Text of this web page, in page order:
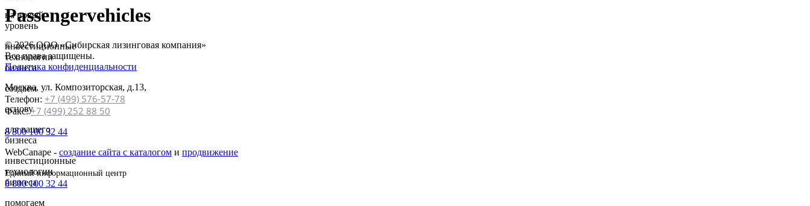
на новый
уровень
инвестиционные
технологии
бизнеса
создаем
основу
для вашего
бизнеса
инвестиционные
технологии
бизнеса
помогаем
Passengervehicles
© 2026 ООО «Сибирская лизинговая компания»
Все права защищены.
Политика конфиденциальности
Москва, ул. Композиторская, д.13,
Телефон: +7 (499) 576-57-78
Факс:+7 (499) 252 88 50
8 800 100 32 44
WebCanape - создание сайта с каталогом и продвижение
Единый информационный центр
8 800 100 32 44